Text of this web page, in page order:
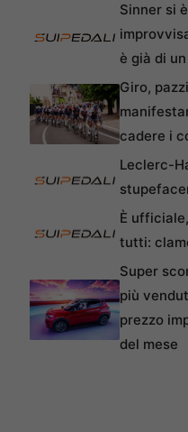
Sinner si
è già di
Giro,
cadere i
Leclerc-
È
tutti:
Super
più
prezzo
del mese